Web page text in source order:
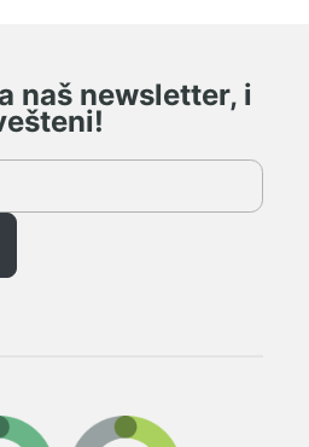
naš newsletter, i